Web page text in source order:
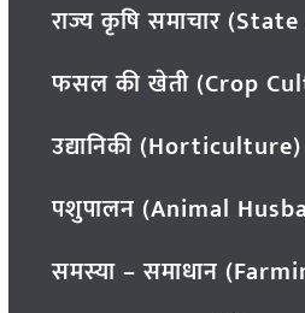
राज्य कृषि समाचार
फसल की खेती (Crop
उद्यानिकी (Horticulture)
पशुपालन (Animal
समस्या – समाधान